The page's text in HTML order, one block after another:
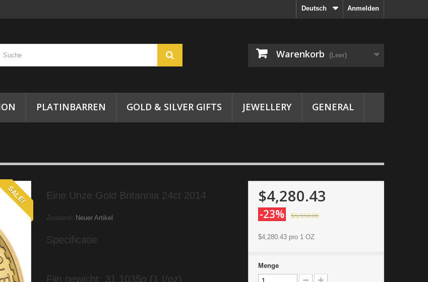
Anmelden
Deutsch
Warenkorb (Leer)
PLATINBARREN GOLD & SILVER GIFTS JEWELLERY GENERAL
SALE! Eine Unze Gold Britannia 24ct 2014
Zustand: Neuer Artikel
Specificatie
Fijn gewicht: 31.1035g (1 t/oz)
$4,280.43
-23% $5,559.00
$4,280.43pro 1 OZ
Menge